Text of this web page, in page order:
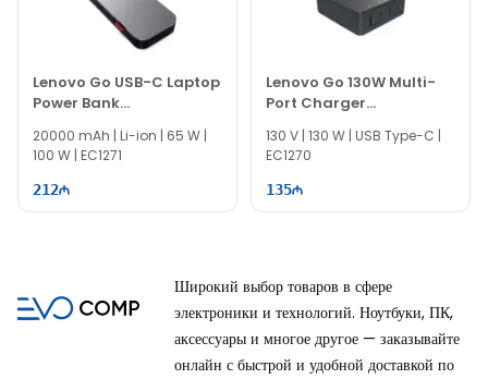
Lenovo Go USB-C Laptop
Power Bank
G0A3LG2WWW
20000 mAh | Li-ion | 65 W |
100 W | EC1271
212
Lenovo Go 130W Multi-
Port Charger
G0A6130WEU
130 V | 130 W | USB Type-C |
EC1270
135
Широкий выбор товаров в сфере
электроники и технологий. Ноутбуки, ПК,
аксессуары и многое другое — заказывайте
онлайн с быстрой и удобной доставкой по